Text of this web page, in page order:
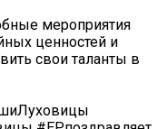
мероприятия
ценностей и
свои таланты в